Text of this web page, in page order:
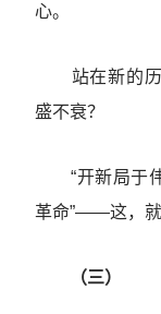
心。
站在新的历
盛不衰？
“开新局于伟
革命”——这，就
（三）